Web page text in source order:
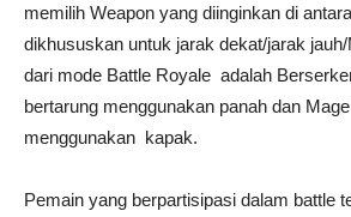
memilih Weapon yang diinginkan di
dikhususkan untuk jarak dekat/jarak
dari mode Battle Royale adalah
bertarung menggunakan panah dan
menggunakan kapak.
Pemain yang berpartisipasi dalam battle